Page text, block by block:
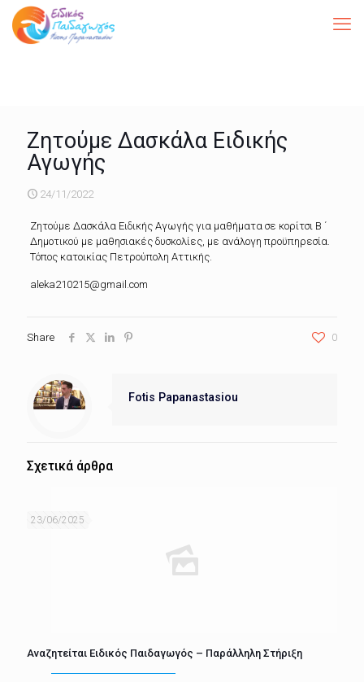
Ζητούμε Δασκάλα Ειδικής
Αγωγής
24/11/2022
Ζητούμε Δασκάλα Ειδικής Αγωγής για μαθήματα σε κορίτσι Β ΄
Δημοτικού με μαθησιακές δυσκολίες, με ανάλογη προϋπηρεσία.
Τόπος κατοικίας Πετρούπολη Αττικής.
aleka210215@gmail.com
Share 0
Fotis Papanastasiou
Σχετικά άρθρα
23/06/2025
Αναζητείται Ειδικός Παιδαγωγός – Παράλληλη Στήριξη